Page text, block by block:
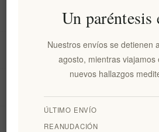
Información
Mi cuenta
Un paréntesis
Nuestros envíos se detienen
agosto, mientras viajamos
nuevos hallazgos
ÚLTIMO ENVÍO
REANUDACIÓN